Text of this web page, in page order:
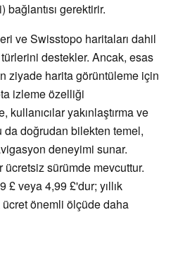
gerektirir.
ve Swisstopo haritaları dahil
destekler. Ancak, esas
ziyade harita görüntüleme için
izleme özelliği
yakınlaştırma ve
da doğrudan bilekten temel,
deneyimi sunar.
ücretsiz sürümde mevcuttur.
£ veya 4,99 £'dur; yıllık
önemli ölçüde daha